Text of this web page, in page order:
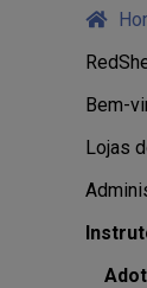
Bem-
Lojas